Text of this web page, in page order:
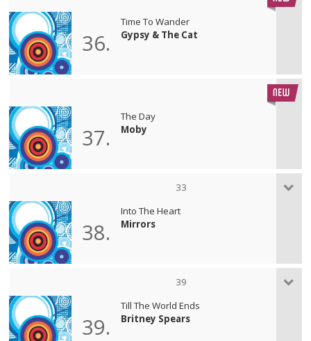
36.
Time To Wander
Gypsy & The Cat
37.
The Day
Moby
33
38.
Into The Heart
Mirrors
39
39.
Till The World Ends
Britney Spears